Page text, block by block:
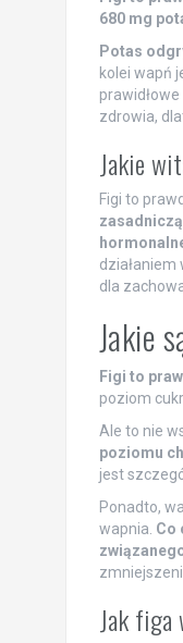
680 mg
Potas
kolei wapń
zdrowia,
Jakie
Figi to
działaniem
dla
Jakie
Figi to
poziom
Ale to nie
poziomu
jest
Ponadto,
wapnia. Co
Jak figa